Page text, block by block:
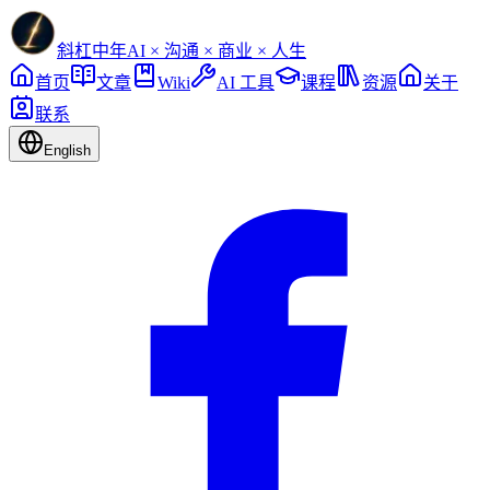
斜杠中年AI × 沟通 × 商业 × 人生
首页
文章 Wiki AI 工具 课程 资源
关于
联系
English